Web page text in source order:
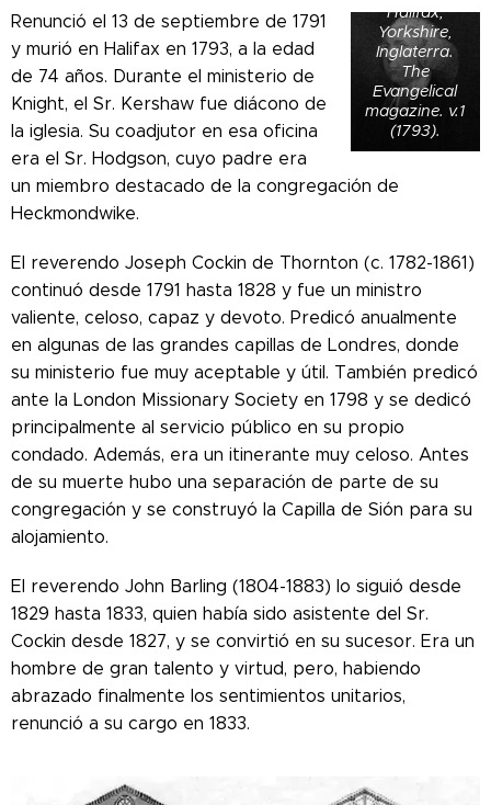
Halifax,
Yorkshire,
Inglaterra.
The
Evangelical
magazine. v.1
(1793).
Renunció el 13 de septiembre de 1791
y murió en Halifax en 1793, a la edad
de 74 años. Durante el ministerio de
Knight, el Sr. Kershaw fue diácono de
la iglesia. Su coadjutor en esa oficina
era el Sr. Hodgson, cuyo padre era
un miembro destacado de la congregación de
Heckmondwike.
El reverendo Joseph Cockin de Thornton (c. 1782-1861)
continuó desde 1791 hasta 1828 y fue un ministro
valiente, celoso, capaz y devoto. Predicó anualmente
en algunas de las grandes capillas de Londres, donde
su ministerio fue muy aceptable y útil. También predicó
ante la London Missionary Society en 1798 y se dedicó
principalmente al servicio público en su propio
condado. Además, era un itinerante muy celoso. Antes
de su muerte hubo una separación de parte de su
congregación y se construyó la Capilla de Sión para su
alojamiento.
El reverendo John Barling (1804-1883) lo siguió desde
1829 hasta 1833, quien había sido asistente del Sr.
Cockin desde 1827, y se convirtió en su sucesor. Era un
hombre de gran talento y virtud, pero, habiendo
abrazado finalmente los sentimientos unitarios,
renunció a su cargo en 1833.